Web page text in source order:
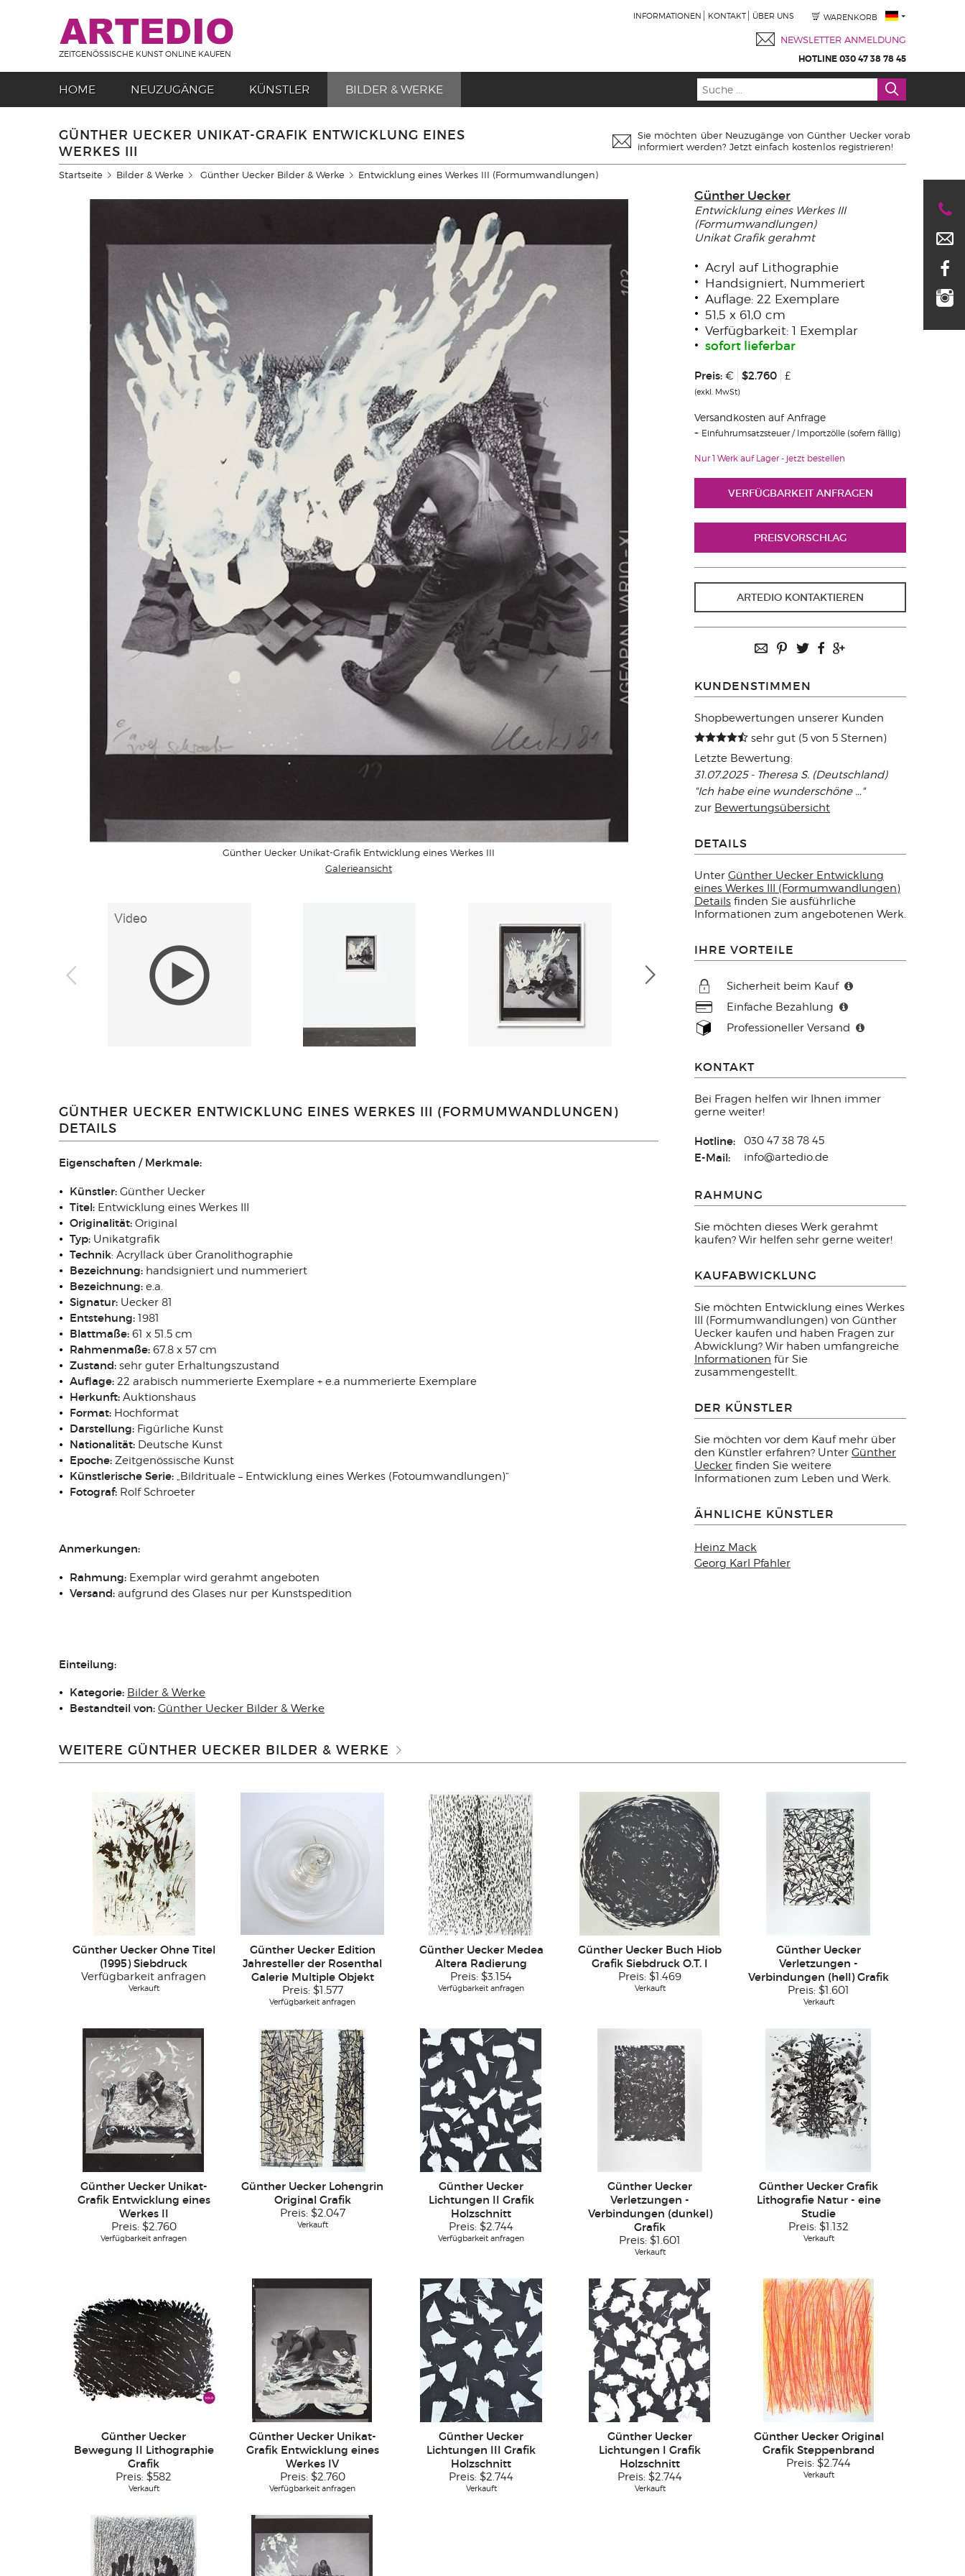
ZEITGENÖSSISCHE KUNST ONLINE KAUFEN
INFORMATIONEN KONTAKT ÜBER UNS WARENKORB
NEWSLETTER ANMELDUNG
HOTLINE 030 47 38 78 45
HOME NEUZUGÄNGE KÜNSTLER BILDER & WERKE
GÜNTHER UECKER UNIKAT-GRAFIK ENTWICKLUNG EINES
WERKES III
Sie möchten über Neuzugänge von Günther Uecker vorab
informiert werden? Jetzt einfach kostenlos registrieren!
Startseite Bilder & Werke Günther Uecker Bilder & Werke Entwicklung eines Werkes III (Formumwandlungen)
Günther Uecker Unikat-Grafik Entwicklung eines Werkes III
Galerieansicht
Günther Uecker
Entwicklung eines Werkes III
(Formumwandlungen)
Unikat Grafik gerahmt
Acryl auf Lithographie
Handsigniert, Nummeriert
Auflage: 22 Exemplare
51,5 x 61,0 cm
Verfügbarkeit: 1 Exemplar
sofort lieferbar
Preis: € $2.760 £
(exkl. MwSt)
Versandkosten auf Anfrage
Einfuhrumsatzsteuer / Importzölle (sofern fällig)
Nur 1 Werk auf Lager - jetzt bestellen
VERFÜGBARKEIT ANFRAGEN
PREISVORSCHLAG
ARTEDIO KONTAKTIEREN
KUNDENSTIMMEN
Shopbewertungen unserer Kunden
sehr gut (5 von 5 Sternen)
Letzte Bewertung:
31.07.2025 - Theresa S. (Deutschland)
"Ich habe eine wunderschöne ..."
zur Bewertungsübersicht
DETAILS
Unter Günther Uecker Entwicklung
eines Werkes III (Formumwandlungen)
Details finden Sie ausführliche
Informationen zum angebotenen Werk.
IHRE VORTEILE
Sicherheit beim Kauf
Einfache Bezahlung
Professioneller Versand
KONTAKT
Bei Fragen helfen wir Ihnen immer
gerne weiter!
Hotline: 030 47 38 78 45
E-Mail: info@artedio.de
RAHMUNG
Sie möchten dieses Werk gerahmt
kaufen? Wir helfen sehr gerne weiter!
KAUFABWICKLUNG
Sie möchten Entwicklung eines Werkes
III (Formumwandlungen) von Günther
Uecker kaufen und haben Fragen zur
Abwicklung? Wir haben umfangreiche
Informationen für Sie
zusammengestellt.
DER KÜNSTLER
Sie möchten vor dem Kauf mehr über
den Künstler erfahren? Unter Günther
Uecker finden Sie weitere
Informationen zum Leben und Werk.
ÄHNLICHE KÜNSTLER
Heinz Mack
Georg Karl Pfahler
GÜNTHER UECKER ENTWICKLUNG EINES WERKES III (FORMUMWANDLUNGEN)
DETAILS
Eigenschaften / Merkmale:
Künstler: Günther Uecker
Titel: Entwicklung eines Werkes III
Originalität: Original
Typ: Unikatgrafik
Technik: Acryllack über Granolithographie
Bezeichnung: handsigniert und nummeriert
Bezeichnung: e.a.
Signatur: Uecker 81
Entstehung: 1981
Blattmaße: 61 x 51.5 cm
Rahmenmaße: 67.8 x 57 cm
Zustand: sehr guter Erhaltungszustand
Auflage: 22 arabisch nummerierte Exemplare + e.a nummerierte Exemplare
Herkunft: Auktionshaus
Format: Hochformat
Darstellung: Figürliche Kunst
Nationalität: Deutsche Kunst
Epoche: Zeitgenössische Kunst
Künstlerische Serie: „Bildrituale – Entwicklung eines Werkes (Fotoumwandlungen)“
Fotograf: Rolf Schroeter
Anmerkungen:
Rahmung: Exemplar wird gerahmt angeboten
Versand: aufgrund des Glases nur per Kunstspedition
Einteilung:
Kategorie: Bilder & Werke
Bestandteil von: Günther Uecker Bilder & Werke
WEITERE GÜNTHER UECKER BILDER & WERKE
Günther Uecker Ohne Titel
(1995) Siebdruck
Verfügbarkeit anfragen
Verkauft
Günther Uecker Edition
Jahresteller der Rosenthal
Galerie Multiple Objekt
Preis: $1.577
Verfügbarkeit anfragen
Günther Uecker Medea
Altera Radierung
Preis: $3.154
Verfügbarkeit anfragen
Günther Uecker Buch Hiob
Grafik Siebdruck O.T. I
Preis: $1.469
Verkauft
Günther Uecker
Verletzungen -
Verbindungen (hell) Grafik
Preis: $1.601
Verkauft
Günther Uecker Unikat-
Grafik Entwicklung eines
Werkes II
Preis: $2.760
Verfügbarkeit anfragen
Günther Uecker Lohengrin
Original Grafik
Preis: $2.047
Verkauft
Günther Uecker
Lichtungen II Grafik
Holzschnitt
Preis: $2.744
Verfügbarkeit anfragen
Günther Uecker
Verletzungen -
Verbindungen (dunkel)
Grafik
Preis: $1.601
Verkauft
Günther Uecker Grafik
Lithografie Natur - eine
Studie
Preis: $1.132
Verkauft
Günther Uecker
Bewegung II Lithographie
Grafik
Preis: $582
Verkauft
Günther Uecker Unikat-
Grafik Entwicklung eines
Werkes IV
Preis: $2.760
Verfügbarkeit anfragen
Günther Uecker
Lichtungen III Grafik
Holzschnitt
Preis: $2.744
Verkauft
Günther Uecker
Lichtungen I Grafik
Holzschnitt
Preis: $2.744
Verkauft
Günther Uecker Original
Grafik Steppenbrand
Preis: $2.744
Verkauft